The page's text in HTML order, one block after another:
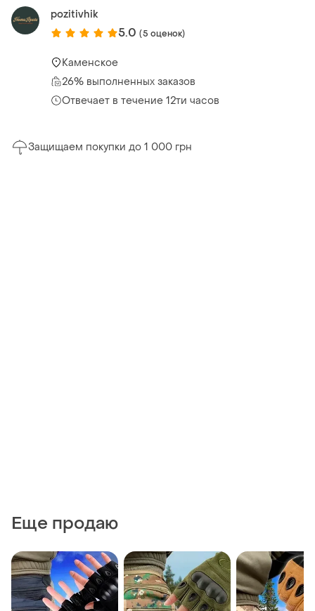
pozitivhik
5.0 (5 оценок)
Каменское
26% выполненных заказов
Отвечает в течение 12ти часов
Защищаем покупки до 1 000 грн
Еще продаю